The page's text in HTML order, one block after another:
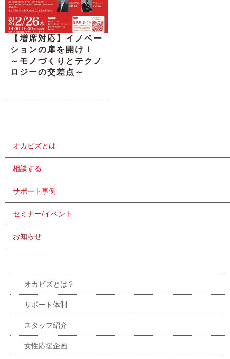
【増席対応】イノベー
ションの扉を開け！
～モノづくりとテクノ
ロジーの交差点～
オカビズとは
相談する
サポート事例
セミナー/イベント
お知らせ
オカビズとは？
サポート体制
スタッフ紹介
女性応援企画